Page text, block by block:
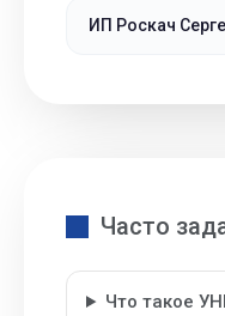
ИП Роскач
Часто
Что такое